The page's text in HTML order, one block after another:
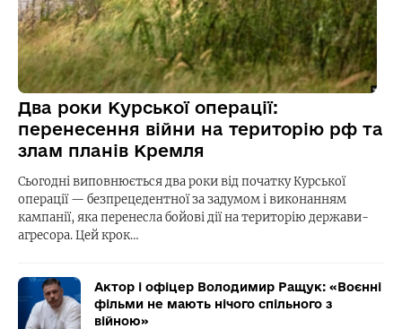
Два роки Курської операції:
перенесення війни на територію рф та
злам планів Кремля
Сьогодні виповнюється два роки від початку Курської
операції — безпрецедентної за задумом і виконанням
кампанії, яка перенесла бойові дії на територію держави-
агресора. Цей крок…
Актор і офіцер Володимир Ращук: «Воєнні
фільми не мають нічого спільного з
війною»